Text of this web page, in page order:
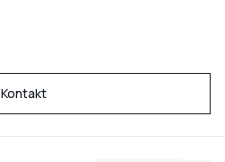
Kontakt